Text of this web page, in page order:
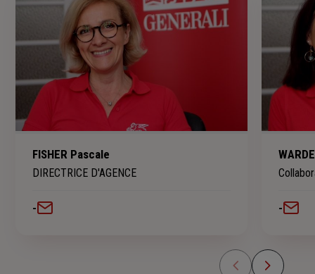
FISHER Pascale
DIRECTRICE D'AGENCE
- -